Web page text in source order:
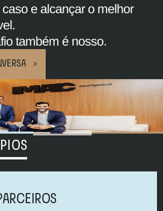
e alcançar o melhor
também é nosso.
>